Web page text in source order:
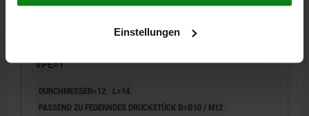
Einstellungen
VPE=1
DURCHMESSER=12
L=14
PASSEND ZU FEDERNDES DRUCKSTÜCK D=Ø10 / M12